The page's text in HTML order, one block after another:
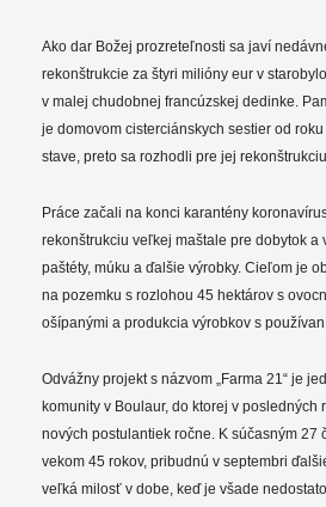
Ako dar Božej prozreteľnosti sa javí
rekonštrukcie za štyri milióny eur v
v malej chudobnej francúzskej dedinke.
je domovom cisterciánskych sestier od
stave, preto sa rozhodli pre jej
Práce začali na konci karantény
rekonštrukciu veľkej maštale pre dobytok a
paštéty, múku a ďalšie výrobky. Cieľom je
na pozemku s rozlohou 45 hektárov s
ošípanými a produkcia výrobkov s
Odvážny projekt s názvom „Farma 21“ je
komunity v Boulaur, do ktorej v
nových postulantiek ročne. K súčasným 27
vekom 45 rokov, pribudnú v septembri
veľká milosť v dobe, keď je všade